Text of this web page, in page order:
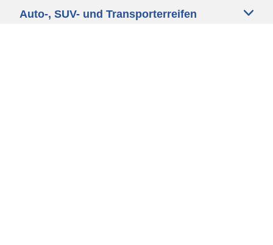
Auto-, SUV- und Transporterreifen